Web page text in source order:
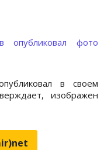
опубликовал фото
в своем
изображен